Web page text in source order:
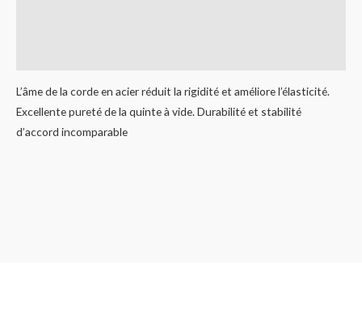
L’âme de la corde en acier réduit la rigidité et améliore l’élasticité.
Excellente pureté de la quinte à vide. Durabilité et stabilité
d’accord incomparable